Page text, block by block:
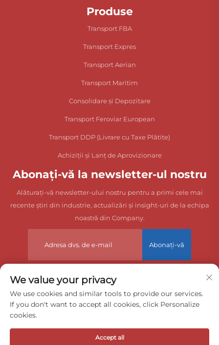
Produse
Transport FBA
Transport Expres
Transport Aerian
Transport Maritim
Consolidare și Depozitare
Transport Feroviar European
Transport DDP (Livrare cu Taxe Plătite)
Achiziții și Lanț de Aprovizionare
Abonați-vă la newsletter-ul nostru
Alăturați-vă newsletter-ului nostru pentru a primi cele mai
recente știri din industrie, actualizări și insight-uri de la echipa
noastră din Company.
Abonați-vă
Drepturi de autor © 2025 China Dongguan Zeyuan International
Freight Agency Co., Ltd. Toate drepturile rezervate.
We value your privacy
We use cookies and similar tools to provide our services.
If you don't want to accept all cookies, click Personalize
cookies.
Accept all